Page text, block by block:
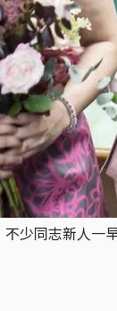
少同志新人一